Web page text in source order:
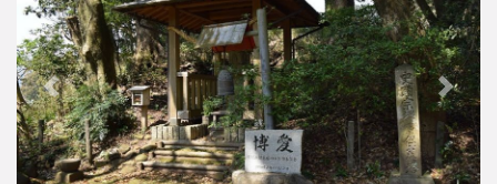
前へ 次へ